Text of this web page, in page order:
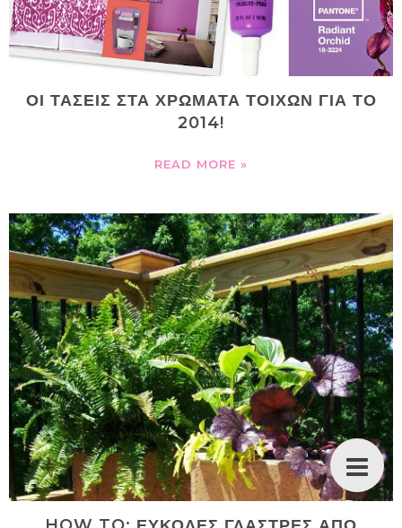
ΟΙ ΤΑΣΕΙΣ ΣΤΑ ΧΡΩΜΑΤΑ ΤΟΙΧΩΝ ΓΙΑ ΤΟ
2014!
READ MORE »